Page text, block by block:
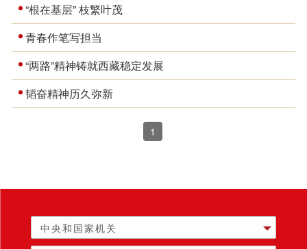
“根在基层” 枝繁叶茂
青春作笔写担当
“两路”精神铸就西藏稳定发展
韬奋精神历久弥新
1
中央和国家机关